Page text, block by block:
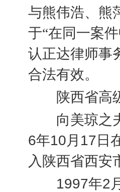
与熊伟浩、熊
于“在同一案
认正达律师事
合法有效。
陕西省高级
向美琼之夫
6年10月 17 日
入陕西省西安
1997年2